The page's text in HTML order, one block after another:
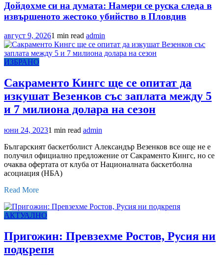
Дойдохме си на думата: Намери се руска следа в
извършеното жестоко убийство в Пловдив
август 9, 20261 min read admin
ИЗБРАНО
Сакраменто Кингс ще се опитат да
изкушат Везенков със заплата между 5
и 7 милиона долара на сезон
юни 24, 20231 min read admin
Българският баскетболист Александър Везенков все още не е
получил официално предложение от Сакраменто Кингс, но се
очаква офертата от клуба от Националната баскетболна
асоциация (НБА)
Read More
АКТУАЛНО
Пригожин: Превзехме Ростов, Русия ни
подкрепя